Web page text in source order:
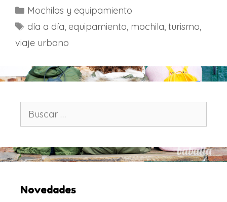
C
a
e
g
o
í
a
Mochilas y equipamiento
E
t
q
u
a
día a día, equipamiento, mochila, turismo,
viaje urbano
c
a
:Novedades